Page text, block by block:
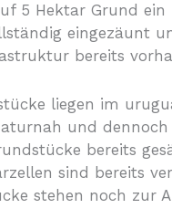
5 Hektar Grund
eingezäunt
bereits
liegen im
und
bereits
sind bereits
stehen noch zur